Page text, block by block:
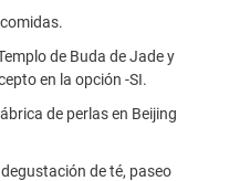
de Buda de Jade y
en la opción -SI.
de perlas en Beijing
de té, paseo